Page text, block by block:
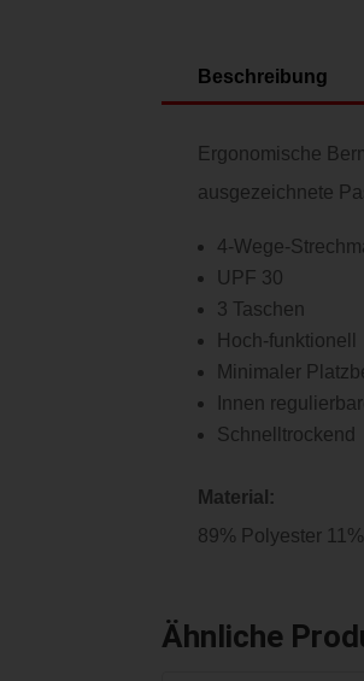
Beschreibung
Ergonomische
ausgezeichnete
4-Wege-
UPF 30
3 Taschen
Hoch-funktionell
Minimaler
Innen
Schnelltrockend
Material:
89% Polyester
Ähnliche